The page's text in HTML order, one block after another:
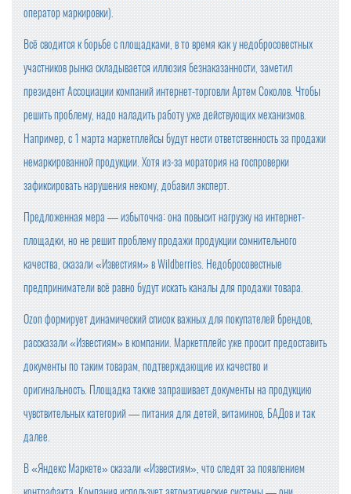
оператор маркировки).
Всё сводится к борьбе с площадками, в то время как у недобросовестных
участников рынка складывается иллюзия безнаказанности, заметил
президент Ассоциации компаний интернет-торговли Артем Соколов. Чтобы
решить проблему, надо наладить работу уже действующих механизмов.
Например, с 1 марта маркетплейсы будут нести ответственность за продажи
немаркированной продукции. Хотя из-за моратория на госпроверки
зафиксировать нарушения некому, добавил эксперт.
Предложенная мера — избыточна: она повысит нагрузку на интернет-
площадки, но не решит проблему продажи продукции сомнительного
качества, сказали «Известиям» в Wildberries. Недобросовестные
предприниматели всё равно будут искать каналы для продажи товара.
Ozon формирует динамический список важных для покупателей брендов,
рассказали «Известиям» в компании. Маркетплейс уже просит предоставить
документы по таким товарам, подтверждающие их качество и
оригинальность. Площадка также запрашивает документы на продукцию
чувствительных категорий — питания для детей, витаминов, БАДов и так
далее.
В «Яндекс Маркете» сказали «Известиям», что следят за появлением